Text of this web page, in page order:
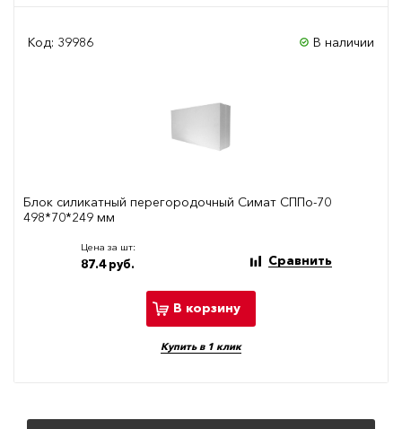
Код: 39986 В наличии
Блок силикатный перегородочный Симат СППо-70
498*70*249 мм
Цена за шт:
87.4 руб. Сравнить
В корзину
Купить в 1 клик